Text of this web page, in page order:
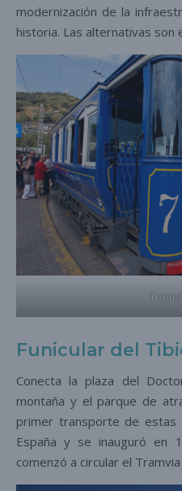
modernización de la
historia. Las alternativas son
Funicular del
Conecta la plaza del
montaña y el parque de
primer transporte de estas
España y se inauguró en
comenzó a circular el Tramvia